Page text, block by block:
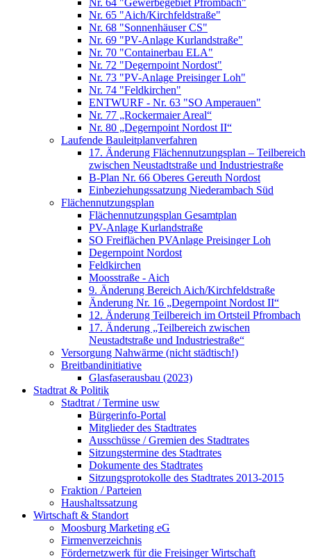
Nr. 64 "Gewerbegebiet Pfrombach"
Nr. 65 "Aich/Kirchfeldstraße"
Nr. 68 "Sonnenhäuser CS"
Nr. 69 "PV-Anlage Kurlandstraße"
Nr. 70 "Containerbau ELA"
Nr. 72 "Degernpoint Nordost"
Nr. 73 "PV-Anlage Preisinger Loh"
Nr. 74 "Feldkirchen"
ENTWURF - Nr. 63 "SO Amperauen"
Nr. 77 „Rockermaier Areal“
Nr. 80 „Degernpoint Nordost II“
Laufende Bauleitplanverfahren
17. Änderung Flächennutzungsplan – Teilbereich
zwischen Neustadtstraße und Industriestraße
B-Plan Nr. 66 Oberes Gereuth Nordost
Einbeziehungssatzung Niederambach Süd
Flächennutzungsplan
Flächennutzungsplan Gesamtplan
PV-Anlage Kurlandstraße
SO Freiflächen PV­Anlage Preisinger Loh
Degernpoint Nordost
Feldkirchen
Moosstraße - Aich
9. Änderung Bereich Aich/Kirchfeldstraße
Änderung Nr. 16 „Degernpoint Nordost II“
12. Änderung Teilbereich im Ortsteil Pfrombach
17. Änderung „Teilbereich zwischen
Neustadtstraße und Industriestraße“
Versorgung Nahwärme (nicht städtisch!)
Breitbandinitiative
Glasfaserausbau (2023)
Stadtrat & Politik
Stadtrat / Termine usw
Bürgerinfo-Portal
Mitglieder des Stadtrates
Ausschüsse / Gremien des Stadtrates
Sitzungstermine des Stadtrates
Dokumente des Stadtrates
Sitzungsprotokolle des Stadtrates 2013-2015
Fraktion / Parteien
Haushaltssatzung
Wirtschaft & Standort
Moosburg Marketing eG
Firmenverzeichnis
Fördernetzwerk für die Freisinger Wirtschaft